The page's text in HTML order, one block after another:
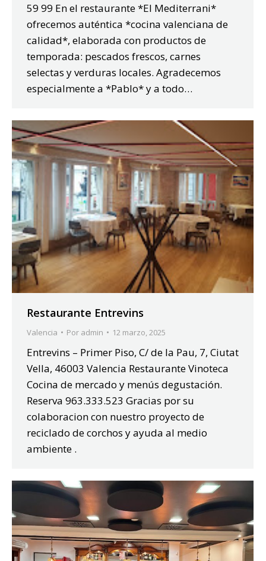
59 99 En el restaurante *El Mediterrani*
ofrecemos auténtica *cocina valenciana de
calidad*, elaborada con productos de
temporada: pescados frescos, carnes
selectas y verduras locales. Agradecemos
especialmente a *Pablo* y a todo…
Restaurante Entrevins
Valencia Por admin 12 marzo, 2025
Entrevins – Primer Piso, C/ de la Pau, 7, Ciutat
Vella, 46003 Valencia Restaurante Vinoteca
Cocina de mercado y menús degustación.
Reserva 963.333.523 Gracias por su
colaboracion con nuestro proyecto de
reciclado de corchos y ayuda al medio
ambiente .